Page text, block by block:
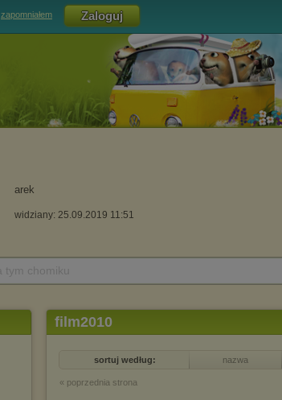
zapomniałem
arek
widziany: 25.09.2019 11:51
film2010
sortuj według: nazwa
« poprzednia strona